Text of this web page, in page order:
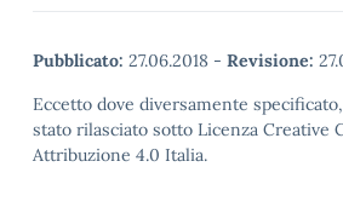
Pubblicato: 27.06.2018 - Revisione:
Eccetto dove diversamente
stato rilasciato sotto Licenza Creative
Attribuzione 4.0 Italia.